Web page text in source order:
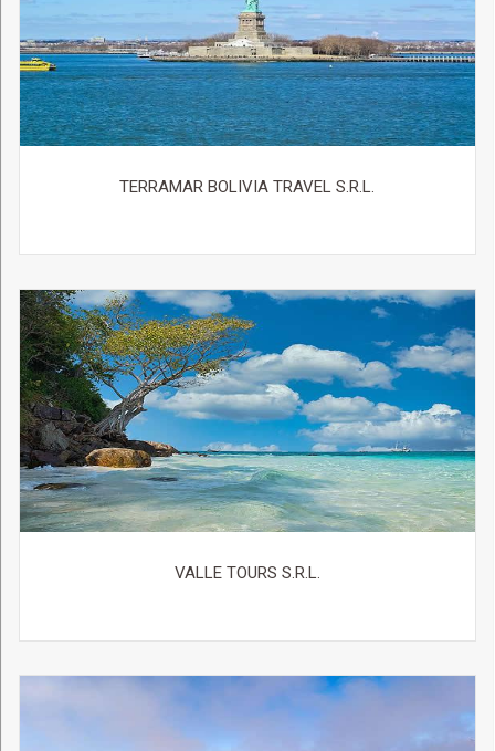
TERRAMAR BOLIVIA TRAVEL S.R.L.
VALLE TOURS S.R.L.